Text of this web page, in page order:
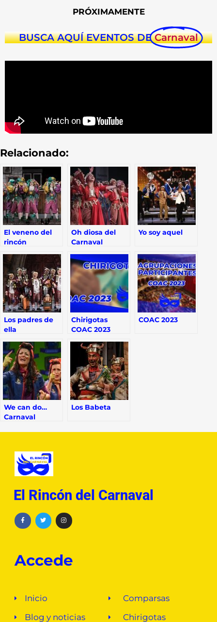
PRÓXIMAMENTE
BUSCA AQUÍ EVENTOS DE Carnaval
Relacionado:
El veneno del
rincón
Oh diosa del
Carnaval
Yo soy aquel
Los padres de
ella
Chirigotas
COAC 2023
COAC 2023
We can do…
Carnaval
Los Babeta
El Rincón del Carnaval
Accede
Inicio
Blog y noticias
Comparsas
Chirigotas